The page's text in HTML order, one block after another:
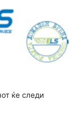
ќе следи